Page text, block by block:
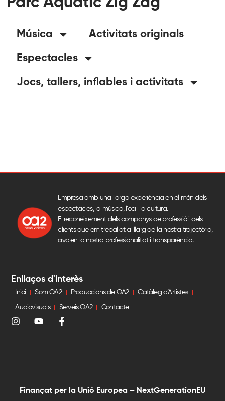
Música Activitats originals
Espectacles
Jocs, tallers, inflables i activitats
Empresa amb una llarga experiència en el món dels
espectacles, la música, l’oci i la cultura.
El reconeixement dels companys de professió i dels
clients que em treballat al llarg de la nostra trajectòria,
avalen la nostra professionalitat i transparència.
Enllaços d'interès
Inici Som OA2 Produccions de OA2 Catàleg d’Artistes
Audiovisuals Serveis OA2 Contacte
Finançat per la Unió Europea – NextGenerationEU